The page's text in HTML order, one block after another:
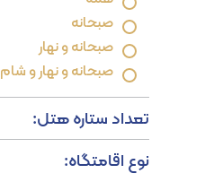
صبحانه
صبحانه و نهار
صبحانه و نهار و شام
تعداد ستاره هتل:
نوع اقامتگاه: